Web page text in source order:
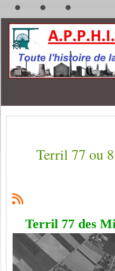
Terril 77 ou
Terril 77 des